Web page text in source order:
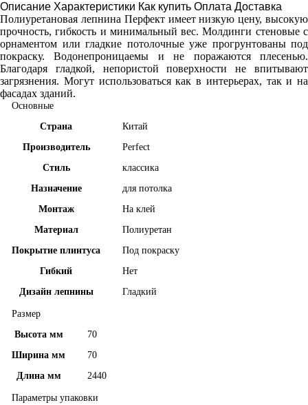
Описание Характеристики Как купить Оплата Доставка
Полиуретановая лепнина Перфект имеет низкую цену, высокую
прочность, гибкость и минимальный вес. Молдинги стеновые с
орнаментом или гладкие потолочные уже прогрунтованы под
покраску. Водонепроницаемы и не поражаются плесенью.
Благодаря гладкой, непористой поверхности не впитывают
загрязнения. Могут использоваться как в интерьерах, так и на
фасадах зданий.
Основные
Страна
Китай
Производитель
Perfect
Стиль
классика
Назначение
для потолка
Монтаж
На клей
Материал
Полиуретан
Покрытие плинтуса
Под покраску
Гибкий
Нет
Дизайн лепнины
Гладкий
Размер
Высота мм
70
Ширина мм
70
Длина мм
2440
Параметры упаковки